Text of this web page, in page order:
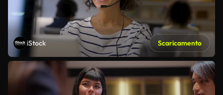
iStock Scaricamento